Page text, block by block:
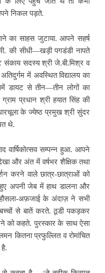
निकल पड़ते.
का साहस जुटाया. आपने सहर्ष
की सीधी—खड़ी पगडंडी नापते
संकाय सदस्य श्री जे.बी.मिश्र व
में अवस्थित विद्यालय का
डायट से तीन—तीन लोगों का
प्रधान श्री हयात सिंह की
के ज्येष्ठ प्रमुख श्री सुंदर
थे.
वार्षिकोत्सव सम्पन्न हुआ. आपने
और अंत में वर्षभर शैक्षिक तथा
करने वाले छात्र-छात्राओं को
अपनी जेब में हाथ डालना और
अफ़जाई के अंदाज़ ने सभी
बच्चों से बातें करते. ठूडी पकड़कर
को कहते. पुरस्कार के साथ ऐसा
कितना प्रफुल्लित व रोमांचित